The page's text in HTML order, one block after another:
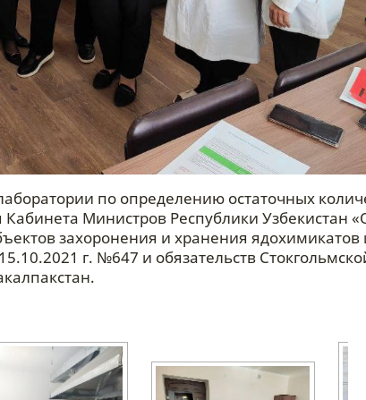
по определению остаточных
Министров Республики Узбекистан
захоронения и хранения ядохимикатов
г. №647 и обязательств